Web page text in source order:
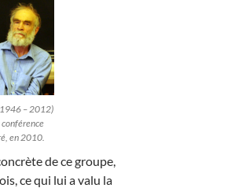
– 2012)
en 2010.
de ce groupe,
ce qui lui a valu la